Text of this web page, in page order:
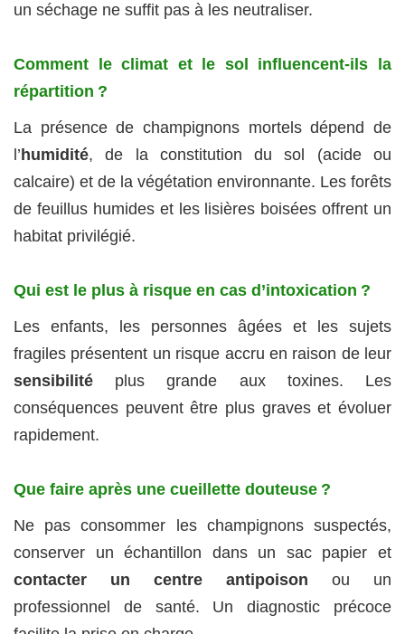
un séchage ne suffit pas à les neutraliser.
Comment le climat et le sol influencent-ils la
répartition ?
La présence de champignons mortels dépend de
l’ humidité, de la constitution du sol (acide ou
calcaire) et de la végétation environnante. Les forêts
de feuillus humides et les lisières boisées offrent un
habitat privilégié.
Qui est le plus à risque en cas d’intoxication ?
Les enfants, les personnes âgées et les sujets
fragiles présentent un risque accru en raison de leur
sensibilité plus grande aux toxines. Les
conséquences peuvent être plus graves et évoluer
rapidement.
Que faire après une cueillette douteuse ?
Ne pas consommer les champignons suspectés,
conserver un échantillon dans un sac papier et
contacter un centre antipoison ou un
professionnel de santé. Un diagnostic précoce